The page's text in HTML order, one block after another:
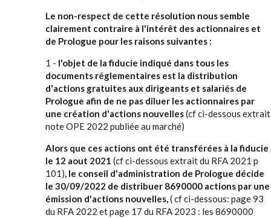
Le non-respect de cette résolution nous semble
clairement contraire à l'intérêt des actionnaires et
de Prologue pour les raisons suivantes :
1 - l'objet de la fiducie indiqué dans tous les
documents réglementaires est la distribution
d'actions gratuites aux dirigeants et salariés de
Prologue afin de ne pas diluer les actionnaires par
une création d'actions nouvelles(cf ci-dessous extrait
note OPE 2022 publiée au marché)
Alors que ces actions ont été transférées à la fiducie
le 12 aout 2021 (cf ci-dessous extrait du RFA 2021 p
101), le conseil d'administration de Prologue décide
le 30/09/2022 de distribuer 8690000 actions par une
émission d'actions nouvelles,( cf ci-dessous: page 93
du RFA 2022 et page 17 du RFA 2023 : les 8690000